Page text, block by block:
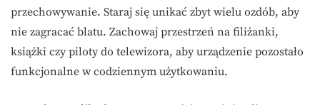
przechowywanie. Staraj się unikać zbyt wielu ozdób, aby
nie zagracać blatu. Zachowaj przestrzeń na filiżanki,
książki czy piloty do telewizora, aby urządzenie pozostało
funkcjonalne w codziennym użytkowaniu.